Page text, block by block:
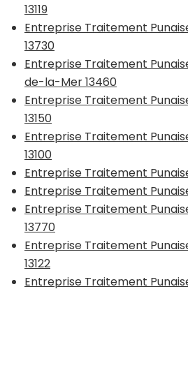
13119
Entreprise Traitement
13730
Entreprise Traitement
de-la-Mer 13460
Entreprise Traitement
13150
Entreprise Traitement
13100
Entreprise Traitement
Entreprise Traitement
Entreprise Traitement
13770
Entreprise Traitement
13122
Entreprise Traitement